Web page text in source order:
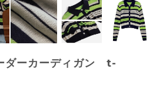
ダーカーディガン t-